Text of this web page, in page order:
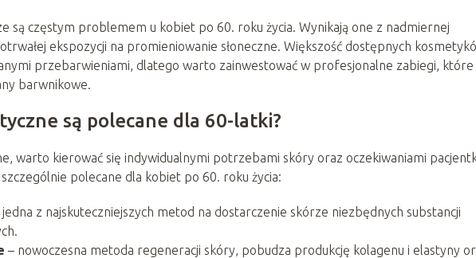
są częstym problemem u kobiet po 60. roku życia. Wynikają one z nadmiernej
ekspozycji na promieniowanie słoneczne. Większość dostępnych
przebarwieniami, dlatego warto zainwestować w profesjonalne zabiegi, które
barwnikowe.
są polecane dla 60-latki?
warto kierować się indywidualnymi potrzebami skóry oraz oczekiwaniami
polecane dla kobiet po 60. roku życia:
jedna z najskuteczniejszych metod na dostarczenie skórze niezbędnych substancji
– nowoczesna metoda regeneracji skóry, pobudza produkcję kolagenu i elastyny